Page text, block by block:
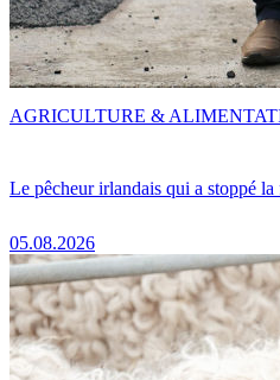
Le pêcheur irlandais qui a stoppé la
05.08.2026
AGRICULTURE &